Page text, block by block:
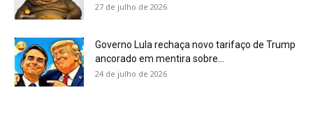
27 de julho de 2026
Governo Lula rechaça novo tarifaço de Trump
ancorado em mentira sobre...
24 de julho de 2026